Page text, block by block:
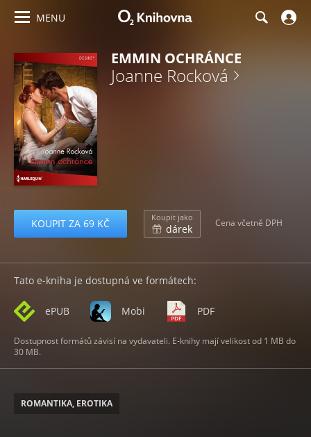
MENU
EMMIN OCHRÁNCE
Joanne Rocková
KOUPIT ZA 69 KČ Koupit jako
dárek Cena včetně DPH
Tato e-kniha je dostupná ve formátech:
ePUB Mobi PDF
Dostupnost formátů závisí na vydavateli. E-knihy mají velikost od 1 MB do
30 MB.
ROMANTIKA, EROTIKA